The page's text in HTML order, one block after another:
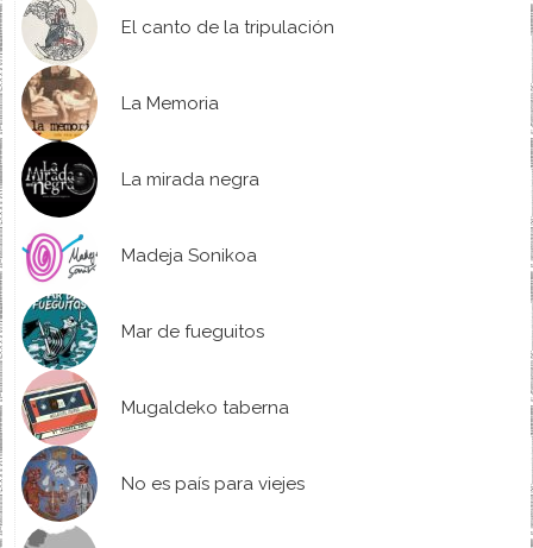
El canto de la tripulación
La Memoria
La mirada negra
Madeja Sonikoa
Mar de fueguitos
Mugaldeko taberna
No es país para viejes